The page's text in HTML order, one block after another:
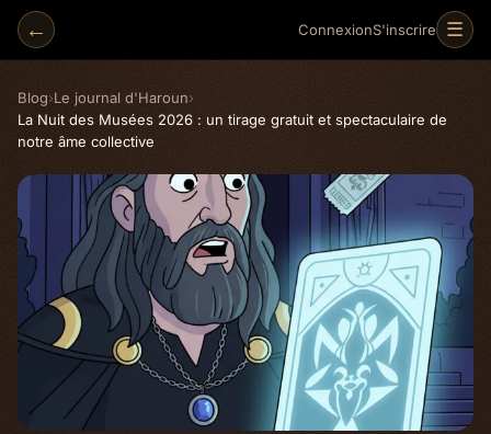
← ConnexionS'inscrire ☰
Blog›Le journal d'Haroun›
La Nuit des Musées 2026 : un tirage gratuit et spectaculaire de
notre âme collective